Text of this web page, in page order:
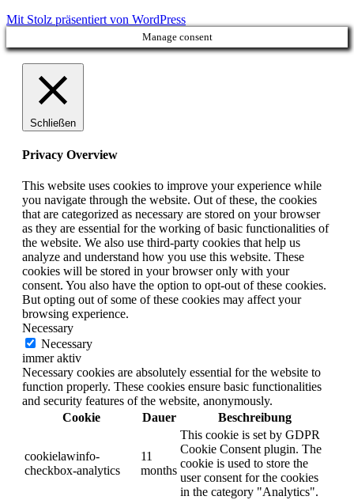
Mit Stolz präsentiert von WordPress
Manage consent
Schließen
Privacy Overview
This website uses cookies to improve your experience while
you navigate through the website. Out of these, the cookies
that are categorized as necessary are stored on your browser
as they are essential for the working of basic functionalities of
the website. We also use third-party cookies that help us
analyze and understand how you use this website. These
cookies will be stored in your browser only with your
consent. You also have the option to opt-out of these cookies.
But opting out of some of these cookies may affect your
browsing experience.
Necessary
Necessary
immer aktiv
Necessary cookies are absolutely essential for the website to
function properly. These cookies ensure basic functionalities
and security features of the website, anonymously.
Cookie
Dauer Beschreibung
cookielawinfo-
checkbox-analytics
11
months
This cookie is set by GDPR
Cookie Consent plugin. The
cookie is used to store the
user consent for the cookies
in the category "Analytics".